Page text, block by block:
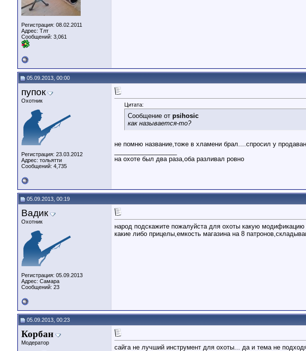
Регистрация: 08.02.2011
Адрес: Тлт
Сообщений: 3,061
05.09.2013, 00:00
пупок
Охотник
Регистрация: 23.03.2012
Адрес: тольятти
Сообщений: 4,735
Цитата:
Сообщение от psihosic
как называется-то?
не помню название,тоже в хламени брал....спросил у
на охоте был два раза,оба разливал ровно
05.09.2013, 00:19
Вадик
Охотник
Регистрация: 05.09.2013
Адрес: Cамара
Сообщений: 23
народ подскажите пожалуйста для охоты какую
какие либо прицелы,емкость магазина на 8
05.09.2013, 00:23
Корбан
Модератор
сайга не лучший инструмент для охоты... да и тема не